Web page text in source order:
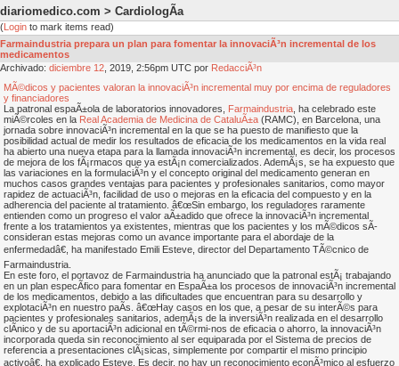
diariomedico.com > CardiologÃ­a
(Login to mark items read)
Farmaindustria prepara un plan para fomentar la innovaciÃ³n incremental de los
medicamentos
Archivado: diciembre 12 , 2019, 2:56pm UTC por RedacciÃ³n
MÃ©dicos y pacientes valoran la innovaciÃ³n incremental muy por encima de reguladores
y financiadores
La patronal espaÃ±ola de laboratorios innovadores, Farmaindustria , ha celebrado este
miÃ©rcoles en la Real Academia de Medicina de CataluÃ±a (RAMC), en Barcelona, una
jornada sobre innovaciÃ³n incremental en la que se ha puesto de manifiesto que la
posibilidad actual de medir los resultados de eficacia de los medicamentos en la vida real
ha abierto una nueva etapa para la llamada innovaciÃ³n incremental, es decir, los procesos
de mejora de los fÃ¡rmacos que ya estÃ¡n comercializados. AdemÃ¡s, se ha expuesto que
las variaciones en la formulaciÃ³n y el concepto original del medicamento generan en
muchos casos grandes ventajas para pacientes y profesionales sanitarios, como mayor
rapidez de actuaciÃ³n, facilidad de uso o mejoras en la eficacia del compuesto y en la
adherencia del paciente al tratamiento. â€œSin embargo, los reguladores raramente
entienden como un progreso el valor aÃ±adido que ofrece la innovaciÃ³n incremental
frente a los tratamientos ya existentes, mientras que los pacientes y los mÃ©dicos sÃ­
consideran estas mejoras como un avance importante para el abordaje de la
enfermedadâ€, ha manifestado Emili Esteve, director del Departamento TÃ©cnico de
Farmaindustria.
En este foro, el portavoz de Farmaindustria ha anunciado que la patronal estÃ¡ trabajando
en un plan especÃ­fico para fomentar en EspaÃ±a los procesos de innovaciÃ³n incremental
de los medicamentos, debido a las dificultades que encuentran para su desarrollo y
explotaciÃ³n en nuestro paÃ­s. â€œHay casos en los que, a pesar de su interÃ©s para
pacientes y profesionales sanitarios, ademÃ¡s de la inversiÃ³n realizada en el desarrollo
clÃ­nico y de su aportaciÃ³n adicional en tÃ©rmi-nos de eficacia o ahorro, la innovaciÃ³n
incorporada queda sin reconocimiento al ser equiparada por el Sistema de precios de
referencia a presentaciones clÃ¡sicas, simplemente por compartir el mismo principio
activoâ€, ha explicado Esteve. Es decir, no hay un reconocimiento econÃ³mico al esfuerzo